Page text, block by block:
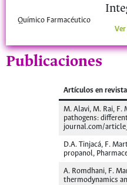
Químico Farmacéutico
Ver
Publicaciones
Artículos en
M. Alavi, M. Rai, F.
pathogens:
journal.com/
D.A. Tinjacá, F.
propanol,
A. Romdhani, F.
thermodynamics